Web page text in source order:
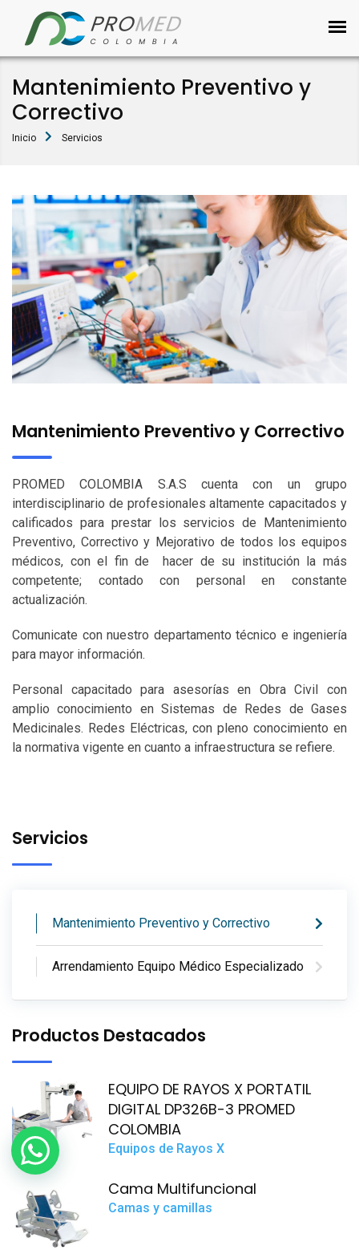
Mantenimiento Preventivo y
Correctivo
Inicio Servicios
Mantenimiento Preventivo y Correctivo
PROMED COLOMBIA S.A.S cuenta con un grupo
interdisciplinario de profesionales altamente capacitados y
calificados para prestar los servicios de Mantenimiento
Preventivo, Correctivo y Mejorativo de todos los equipos
médicos, con el fin de hacer de su institución la más
competente; contado con personal en constante
actualización.
Comunicate con nuestro departamento técnico e ingeniería
para mayor información.
Personal capacitado para asesorías en Obra Civil con
amplio conocimiento en Sistemas de Redes de Gases
Medicinales. Redes Eléctricas, con pleno conocimiento en
la normativa vigente en cuanto a infraestructura se refiere.
Servicios
Mantenimiento Preventivo y Correctivo
Arrendamiento Equipo Médico Especializado
Productos Destacados
EQUIPO DE RAYOS X PORTATIL
DIGITAL DP326B-3 PROMED
COLOMBIA
Equipos de Rayos X
Cama Multifuncional
Camas y camillas